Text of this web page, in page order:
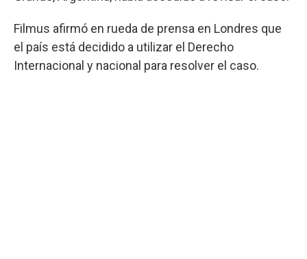
Filmus afirmó en rueda de prensa en Londres que
el país está decidido a utilizar el Derecho
Internacional y nacional para resolver el caso.